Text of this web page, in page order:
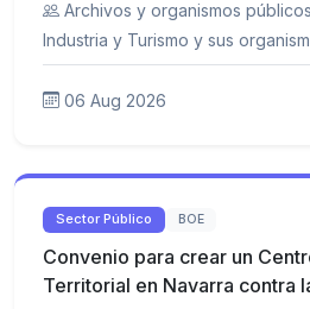
Archivos y organismos
Industria y Turismo y sus
06 Aug 2026
Sector Público BOE
Convenio para crear un
Territorial en Navarra contra